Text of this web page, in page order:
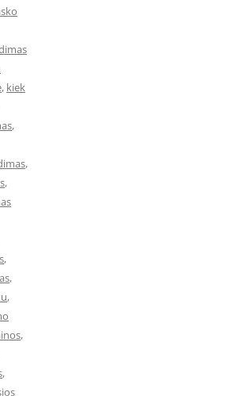
, kiek
,
,
,
,
,
,
,
,